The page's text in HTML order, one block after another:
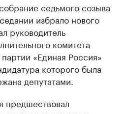
седьмого созыва
избрало нового
руководитель
комитета
«Единая Россия»
которого была
депутатами.
предшествовал